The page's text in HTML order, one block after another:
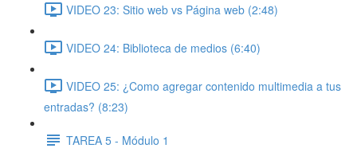
VIDEO 23: Sitio web vs Página web (2:48)
VIDEO 24: Biblioteca de medios (6:40)
VIDEO 25: ¿Como agregar contenido multimedia a tus
entradas? (8:23)
TAREA 5 - Módulo 1